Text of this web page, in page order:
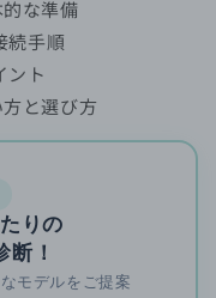
な準備
続手順
ント
と選び方
りの
！
モデルをご提案